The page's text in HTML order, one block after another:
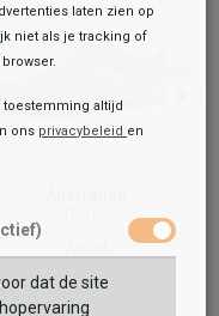
129,99 109,99
laten zien op
niet als je tracking of
altijd
ons privacybeleid en
dat de site